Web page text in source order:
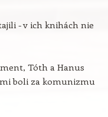
- v ich knihách nie
Tóth a Hanus
boli za komunizmu